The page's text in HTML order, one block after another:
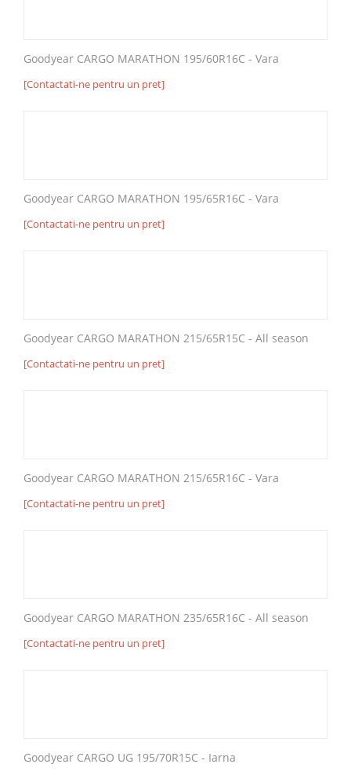
Goodyear CARGO MARATHON 195/60R16C - Vara
[Contactati-ne pentru un pret]
Goodyear CARGO MARATHON 195/65R16C - Vara
[Contactati-ne pentru un pret]
Goodyear CARGO MARATHON 215/65R15C - All season
[Contactati-ne pentru un pret]
Goodyear CARGO MARATHON 215/65R16C - Vara
[Contactati-ne pentru un pret]
Goodyear CARGO MARATHON 235/65R16C - All season
[Contactati-ne pentru un pret]
Goodyear CARGO UG 195/70R15C - Iarna